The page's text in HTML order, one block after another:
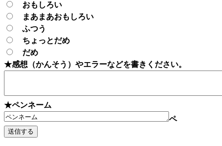
おもしろい
まあまあおもしろい
ふつう
ちょっとだめ
だめ
★感想（かんそう）やエラーなどを書きください。
★ペンネーム
ペ